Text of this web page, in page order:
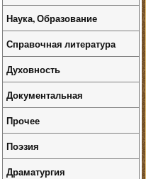
Наука, Образование
Справочная литература
Духовность
Документальная
Прочее
Поэзия
Драматургия